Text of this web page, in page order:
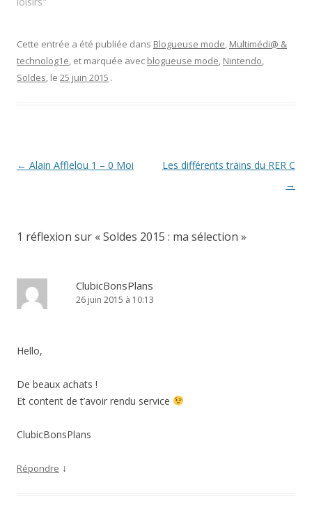
e
r
)
v
l
e
u
e
l
)
Cette entrée a été publiée dans Blogueuse mode, Multimédi@ &
technolog1e, et marquée avec blogueuse mode, Nintendo,
Soldes, le 25 juin 2015 .
Navigation
← Alain Afflelou 1 – 0 Moi
Les différents trains du RER C
→
1 réflexion sur «Soldes 2015 : ma sélection »
ClubicBonsPlans
26 juin 2015 à 10:13
Hello,
De beaux achats !
Et content de t’avoir rendu service
ClubicBonsPlans
Répondre ↓